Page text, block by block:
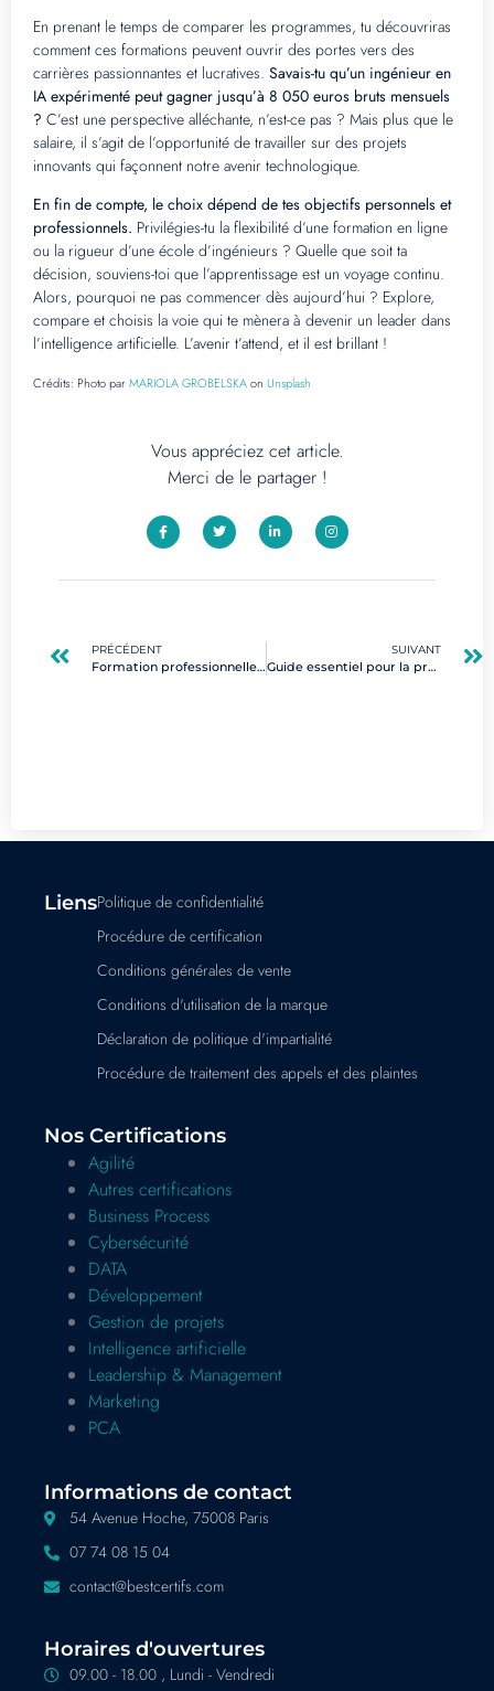
En prenant le temps de comparer les programmes, tu découvriras
comment ces formations peuvent ouvrir des portes vers des
carrières passionnantes et lucratives. Savais-tu qu’un ingénieur en
IA expérimenté peut gagner jusqu’à 8 050 euros bruts mensuels
? C’est une perspective alléchante, n’est-ce pas ? Mais plus que le
salaire, il s’agit de l’opportunité de travailler sur des projets
innovants qui façonnent notre avenir technologique.
En fin de compte, le choix dépend de tes objectifs personnels et
professionnels. Privilégies-tu la flexibilité d’une formation en ligne
ou la rigueur d’une école d’ingénieurs ? Quelle que soit ta
décision, souviens-toi que l’apprentissage est un voyage continu.
Alors, pourquoi ne pas commencer dès aujourd’hui ? Explore,
compare et choisis la voie qui te mènera à devenir un leader dans
l’intelligence artificielle. L’avenir t’attend, et il est brillant !
Crédits: Photo parMARIOLA GROBELSKAon Unsplash
Vous appréciez cet article.
Merci de le partager !
PRÉCÉDENT
Formation professionnelle en automatisation : développez vos compétences clés en 2025
SUIVANT
Guide essentiel pour la préparation aux incidents dans le numérique
LiensPolitique de confidentialité
Procédure de certification
Conditions générales de vente
Conditions d'utilisation de la marque
Déclaration de politique d'impartialité
Procédure de traitement des appels et des plaintes
Nos Certifications
Agilité
Autres certifications
Business Process
Cybersécurité
DATA
Développement
Gestion de projets
Intelligence artificielle
Leadership & Management
Marketing
PCA
Informations de contact
54 Avenue Hoche, 75008 Paris
07 74 08 15 04
contact@bestcertifs.com
Horaires d'ouvertures
09.00 - 18.00 , Lundi - Vendredi